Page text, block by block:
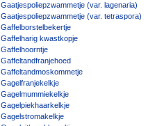
Gaatjespoliepzwammetje (var. lagenaria)
Gaatjespoliepzwammetje (var. tetraspora)
Gaffelborstelbekertje
Gaffelharig kwastkopje
Gaffelhoorntje
Gaffeltandfranjehoed
Gaffeltandmoskommetje
Gagelfranjekelkje
Gagelmummiekelkje
Gagelpiekhaarkelkje
Gagelstromakelkje